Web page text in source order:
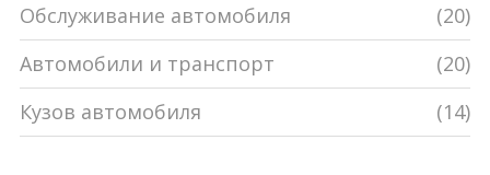
Обслуживание автомобиля
(20)
Автомобили и транспорт
(20)
Кузов автомобиля
(14)